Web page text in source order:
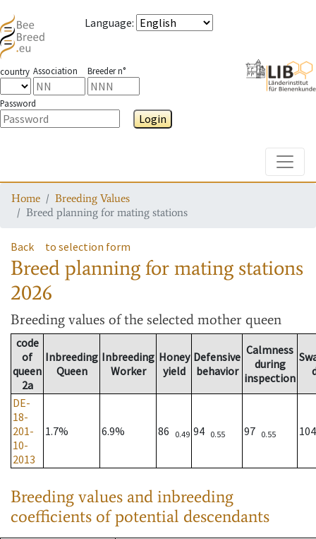
Language:
country Association Breeder n°
Password
Login
Home
Breeding Values
Breed planning for mating stations
Back to selection form
Breed planning for mating stations
2026
Breeding values of the selected mother queen
code
of
queen
2a
Inbreeding
Queen
Inbreeding
Worker
Honey
yield
Defensive
behavior
Calmness
during
inspection
DE-
18-
201-
10-
2013
1.7% 6.9% 86 0.49 94 0.55 97 0.55
Breeding values and inbreeding
coefficients of potential descendants